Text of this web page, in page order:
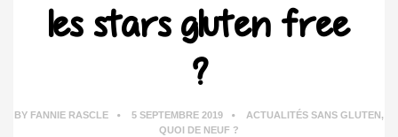
les stars gluten free
?
BY FANNIE RASCLE 5 SEPTEMBRE 2019 ACTUALITÉS SANS GLUTEN,
QUOI DE NEUF ?